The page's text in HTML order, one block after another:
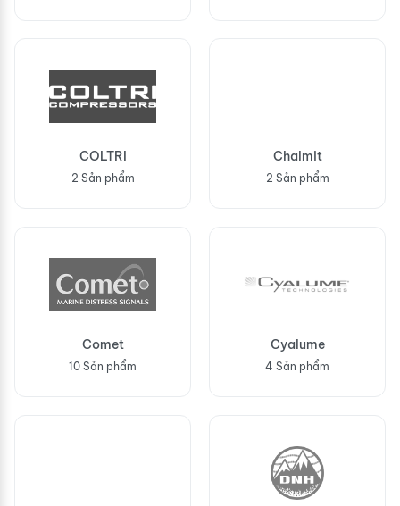
COLTRI
2 Sản phẩm
Chalmit
2 Sản phẩm
Comet
10 Sản phẩm
Cyalume
4 Sản phẩm